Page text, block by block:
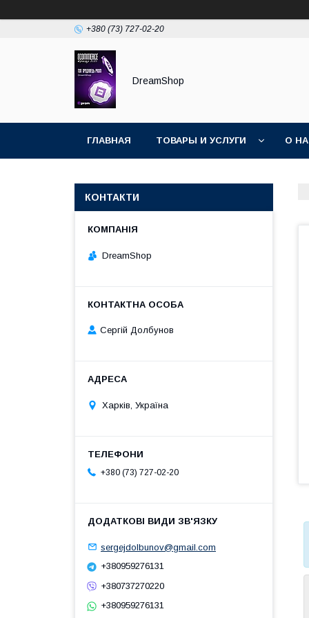
+380 (73) 727-02-20
DreamShop
ГЛАВНАЯ ТОВАРЫ И УСЛУГИ О
КОНТАКТИ
DreamShop
Сергій Долбунов
Харків, Україна
+380 (73) 727-02-20
sergejdolbunov@gmail.com
+380959276131
+380737270220
+380959276131